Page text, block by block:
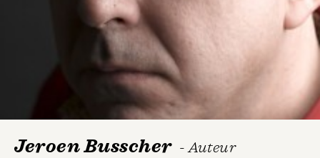
Jeroen Busscher - Auteur